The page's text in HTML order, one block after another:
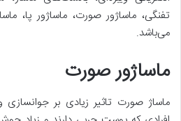
می‌باشد.
ماساژور صورت
ماساژ صورت تاثیر زیادی بر